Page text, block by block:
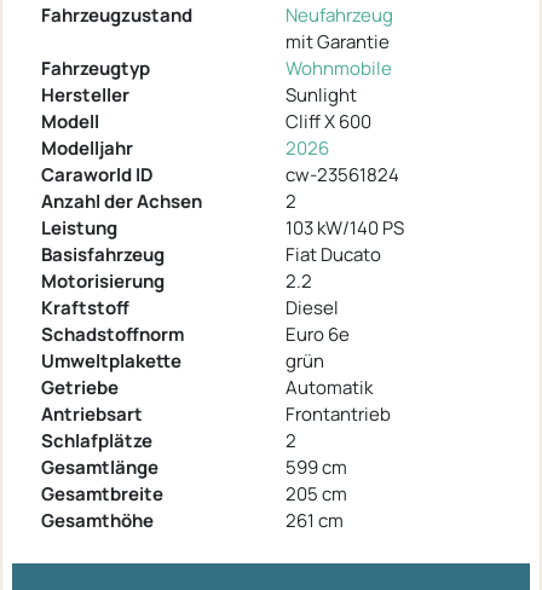
Fahrzeugzustand
Neufahrzeug
mit Garantie
Fahrzeugtyp
Wohnmobile
Hersteller
Sunlight
Modell
Cliff X 600
Modelljahr
2026
Caraworld ID
cw-23561824
Anzahl der Achsen
2
Leistung
103 kW/140 PS
Basisfahrzeug
Fiat Ducato
Motorisierung
2.2
Kraftstoff
Diesel
Schadstoffnorm
Euro 6e
Umweltplakette
grün
Getriebe
Automatik
Antriebsart
Frontantrieb
Schlafplätze
2
Gesamtlänge
599 cm
Gesamtbreite
205 cm
Gesamthöhe
261 cm